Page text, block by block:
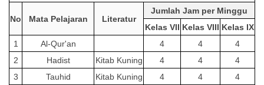
No Mata Pelajaran Literatur
Jumlah Jam per Minggu
Kelas VII Kelas VIII Kelas IX
1
Al-Qur'an 4 4
4
2
Hadist Kitab Kuning 4 4
4
3
Tauhid Kitab Kuning 4 4
4